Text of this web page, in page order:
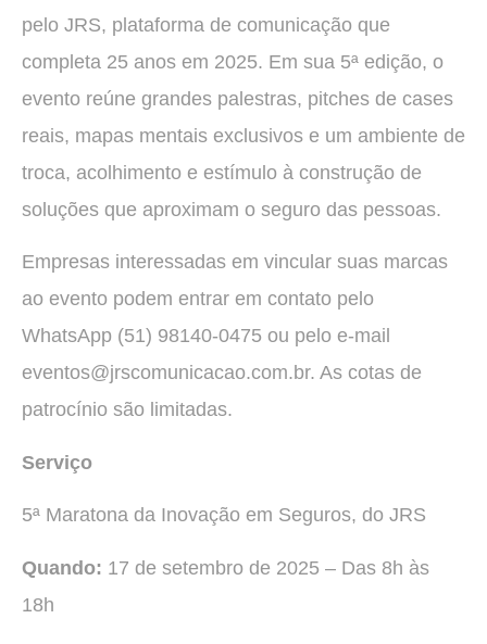
pelo JRS, plataforma de comunicação que
completa 25 anos em 2025. Em sua 5ª edição, o
evento reúne grandes palestras, pitches de cases
reais, mapas mentais exclusivos e um ambiente de
troca, acolhimento e estímulo à construção de
soluções que aproximam o seguro das pessoas.
Empresas interessadas em vincular suas marcas
ao evento podem entrar em contato pelo
WhatsApp (51) 98140-0475 ou pelo e-mail
eventos@jrscomunicacao.com.br. As cotas de
patrocínio são limitadas.
Serviço
5ª Maratona da Inovação em Seguros, do JRS
Quando: 17 de setembro de 2025 – Das 8h às
18h